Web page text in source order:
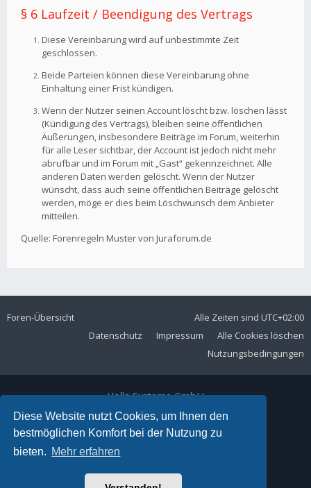
Diese Website nutzt Cookies, um Ihnen den
bestmöglichen Komfort bei der Nutzung zu
bieten. Mehr erfahren
§ 6 Laufzeit / Beendigung des Vertrags
Diese Vereinbarung wird auf unbestimmte Zeit
geschlossen.
Beide Parteien können diese Vereinbarung ohne
Einhaltung einer Frist kündigen.
Wenn der Nutzer seinen Account löscht bzw. löschen lässt
(Kündigung des Vertrags), bleiben seine öffentlichen
Äußerungen, insbesondere Beiträge im Forum, weiterhin
für alle Leser sichtbar, der Account ist jedoch nicht mehr
abrufbar und im Forum mit „Gast“ gekennzeichnet. Alle
anderen Daten werden gelöscht. Wenn der Nutzer
wünscht, dass auch seine öffentlichen Beiträge gelöscht
werden, möge er dies beim Löschwunsch dem Anbieter
mitteilen.
Quelle: Forenregeln Muster von Juraforum.de
Foren-Übersicht Alle Zeiten sind UTC+02:00
Alle Cookies löschen
Impressum
Datenschutz
Nutzungsbedingungen
Volla Systeme GmbH
Kölner Straße 102
42897 Remscheid
Telefon:+49 2191 59897 61
E-Mail: